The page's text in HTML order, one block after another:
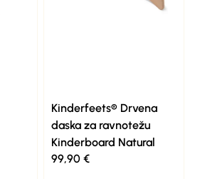
Kinderfeets® Drvena
daska za ravnotežu
Kinderboard Natural
99,90 €